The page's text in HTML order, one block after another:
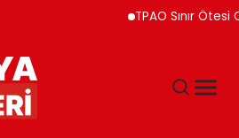
TPAO Sınır Ötesi